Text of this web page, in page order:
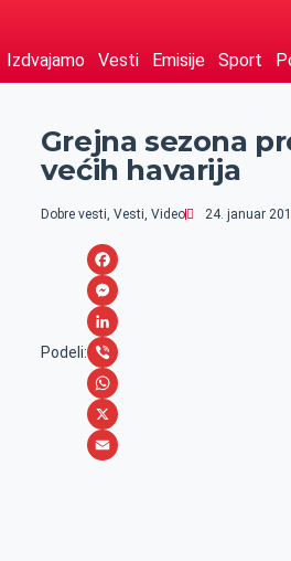
Izdvajamo Vesti Emisije Sport
Grejna sezona
većih havarija
Dobre vesti, Vesti, Video 24. januar
Podeli:
F
a
c
e
b
o
M
e
s
s
e
L
i
n
k
V
i
b
W
h
X